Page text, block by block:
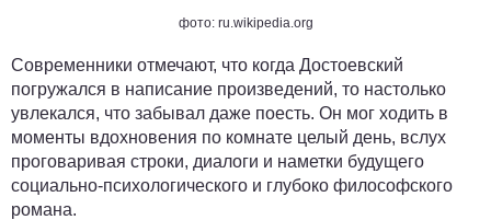
фото: ru.wikipedia.org
Современники отмечают, что когда Достоевский
погружался в написание произведений, то настолько
увлекался, что забывал даже поесть. Он мог ходить в
моменты вдохновения по комнате целый день, вслух
проговаривая строки, диалоги и наметки будущего
социально-психологического и глубоко философского
романа.